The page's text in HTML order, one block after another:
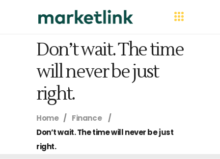
Don’t wait. The time
will never be just
right.
Home / Finance
/
Don’t wait. The time will never be just
right.